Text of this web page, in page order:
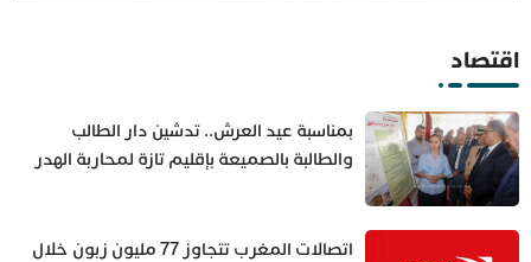
اقتصاد
بمناسبة عيد العرش.. تدشين دار الطالب
والطالبة بالصميعة بإقليم تازة لمحاربة الهدر
اتصالات المغرب تتجاوز 77 مليون زبون خلال